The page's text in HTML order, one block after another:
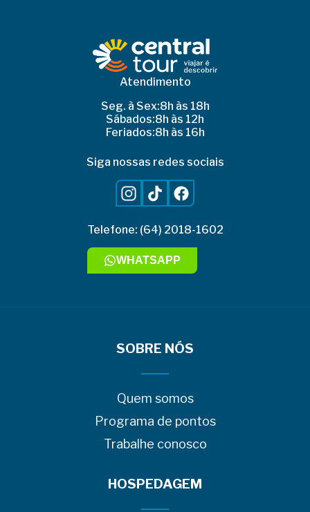
Atendimento
Seg. à Sex:8h às 18h
Sábados:8h às 12h
Feriados:8h às 16h
Siga nossas redes sociais
Telefone: (64) 2018-1602
WHATSAPP
SOBRE NÓS
Quem somos
Programa de pontos
Trabalhe conosco
HOSPEDAGEM